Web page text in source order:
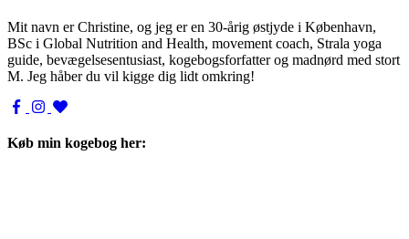
Mit navn er Christine, og jeg er en 30-årig østjyde i København,
BSc i Global Nutrition and Health, movement coach, Strala yoga
guide, bevægelsesentusiast, kogebogsforfatter og madnørd med stort
M. Jeg håber du vil kigge dig lidt omkring!
Køb min kogebog her: